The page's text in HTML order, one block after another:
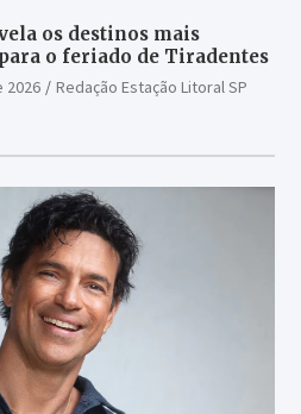
os destinos mais
o feriado de Tiradentes
2026 Redação Estação Litoral SP